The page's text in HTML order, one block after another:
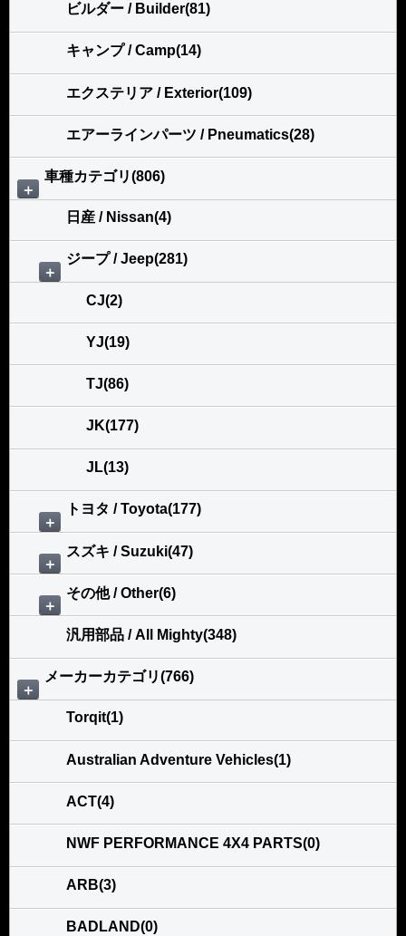
ビルダー / Builder(81)
キャンプ / Camp(14)
エクステリア / Exterior(109)
エアーラインパーツ / Pneumatics(28)
＋
車種カテゴリ(806)
日産 / Nissan(4)
＋
ジープ / Jeep(281)
CJ(2)
YJ(19)
TJ(86)
JK(177)
JL(13)
＋
トヨタ / Toyota(177)
＋
スズキ / Suzuki(47)
＋
その他 / Other(6)
汎用部品 / All Mighty(348)
＋
メーカーカテゴリ(766)
Torqit(1)
Australian Adventure Vehicles(1)
ACT(4)
NWF PERFORMANCE 4X4 PARTS(0)
ARB(3)
BADLAND(0)